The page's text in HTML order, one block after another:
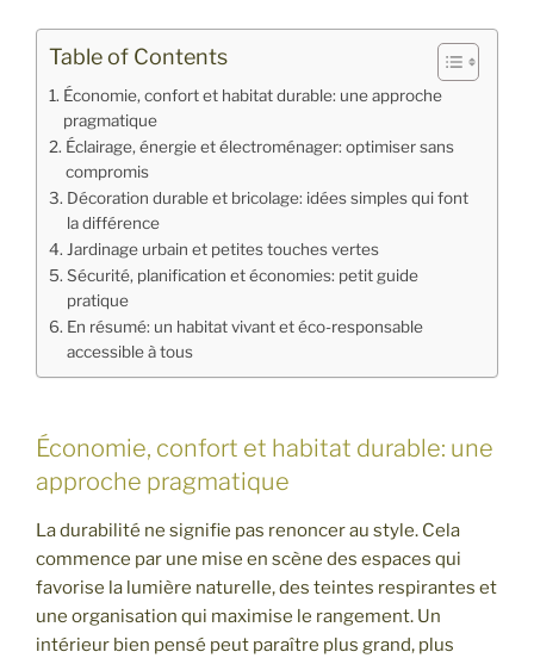
Table of Contents
Économie, confort et habitat durable: une approche
pragmatique
Éclairage, énergie et électroménager: optimiser sans
compromis
Décoration durable et bricolage: idées simples qui font
la différence
Jardinage urbain et petites touches vertes
Sécurité, planification et économies: petit guide
pratique
En résumé: un habitat vivant et éco-responsable
accessible à tous
Économie, confort et habitat durable: une
approche pragmatique
La durabilité ne signifie pas renoncer au style. Cela
commence par une mise en scène des espaces qui
favorise la lumière naturelle, des teintes respirantes et
une organisation qui maximise le rangement. Un
intérieur bien pensé peut paraître plus grand, plus